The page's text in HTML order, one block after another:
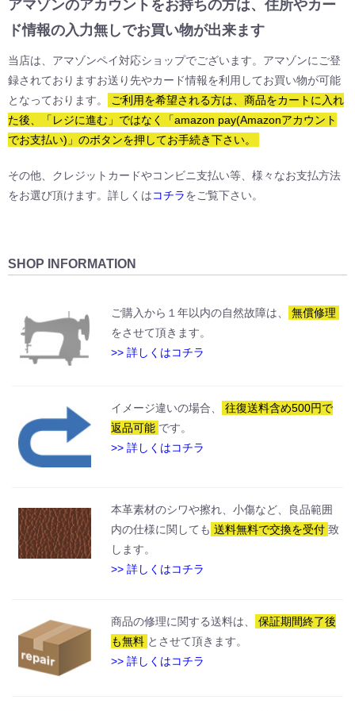
アマゾンのアカウントをお持ちの方は、住所やカー
ド情報の入力無しでお買い物が出来ます
当店は、アマゾンペイ対応ショップでございます。アマゾンにご登
録されておりますお送り先やカード情報を利用してお買い物が可能
となっております。
ご利用を希望される方は、商品をカートに入れ
た後、「レジに進む」ではなく「amazon pay(Amazonアカウント
でお支払い)」のボタンを押してお手続き下さい。
その他、クレジットカードやコンビニ支払い等、様々なお支払方法
をお選び頂けます。詳しくはコチラをご覧下さい。
SHOP INFORMATION
ご購入から１年以内の自然故障は、
無償修理
をさせて頂きます。
>> 詳しくはコチラ
イメージ違いの場合、
往復送料含め500円で
返品可能 です。
>> 詳しくはコチラ
本革素材のシワや擦れ、小傷など、良品範囲
内の仕様に関しても 送料無料で交換を受付 致
します。
>> 詳しくはコチラ
商品の修理に関する送料は、
保証期間終了後
も無料 とさせて頂きます。
>> 詳しくはコチラ